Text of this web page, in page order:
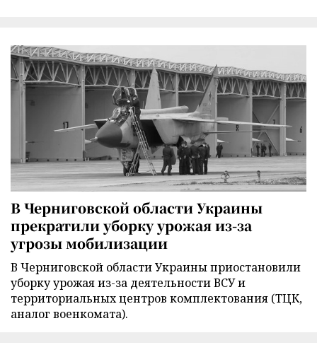
В Черниговской области Украины
прекратили уборку урожая из-за
угрозы мобилизации
В Черниговской области Украины приостановили
уборку урожая из-за деятельности ВСУ и
территориальных центров комплектования (ТЦК,
аналог военкомата).